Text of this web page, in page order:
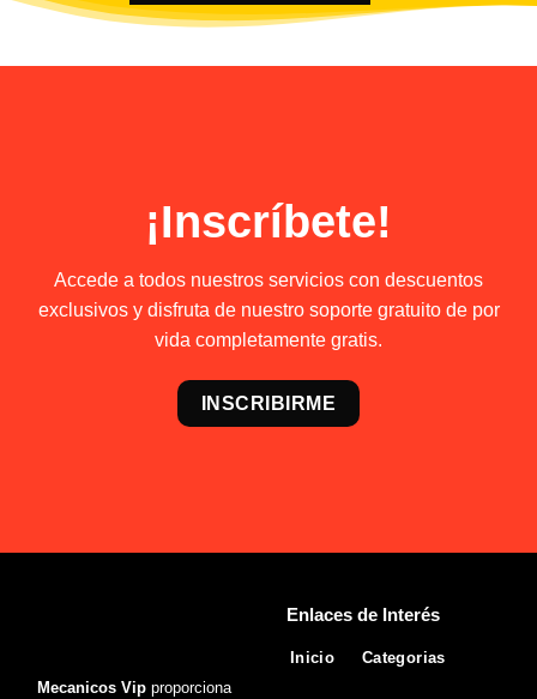
¡Inscríbete!
Accede a todos nuestros servicios con descuentos
exclusivos y disfruta de nuestro soporte gratuito de por
vida completamente gratis.
INSCRIBIRME
Mecanicos Vip proporciona
Enlaces de Interés
Inicio Categorias